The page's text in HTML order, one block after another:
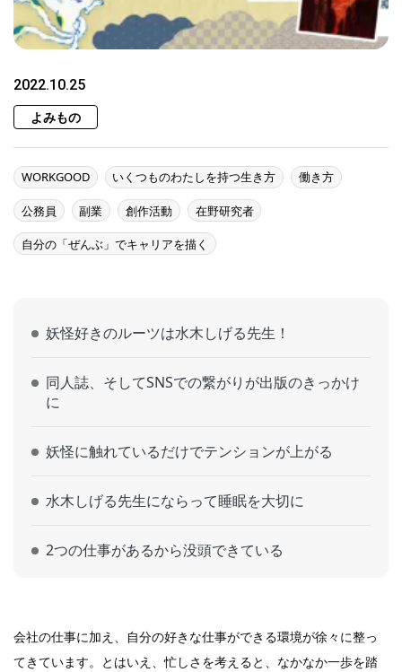
2022.10.25
よみもの
WORKGOOD いくつものわたしを持つ生き方 働き方
公務員 副業 創作活動 在野研究者
自分の「ぜんぶ」でキャリアを描く
妖怪好きのルーツは水木しげる先生！
同人誌、そしてSNSでの繋がりが出版のきっかけ
に
妖怪に触れているだけでテンションが上がる
水木しげる先生にならって睡眠を大切に
2つの仕事があるから没頭できている
会社の仕事に加え、自分の好きな仕事ができる環境が徐々に整っ
てきています。とはいえ、忙しさを考えると、なかなか一歩を踏